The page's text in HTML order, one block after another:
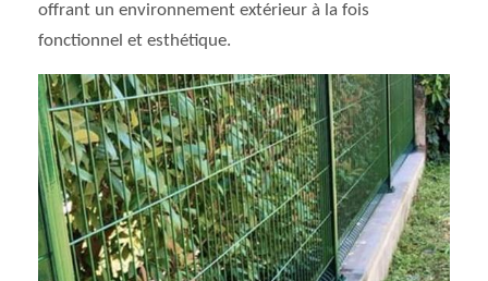
offrant un environnement extérieur à la fois
fonctionnel et esthétique.